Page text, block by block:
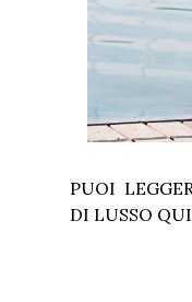
PUOI
DI LUSSO QUI